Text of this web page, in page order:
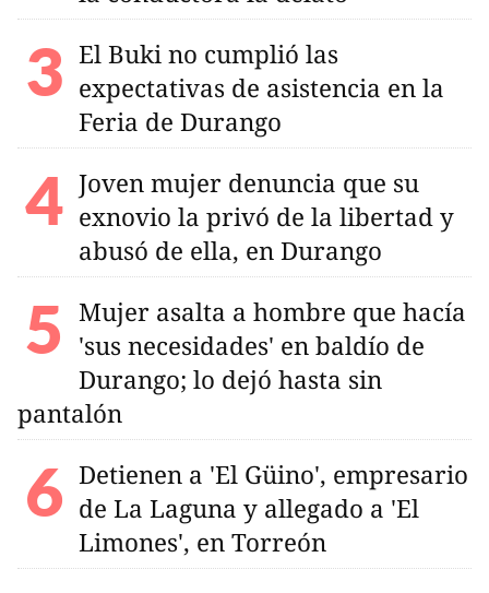
El Buki no cumplió las
expectativas de asistencia en la
Feria de Durango
Joven mujer denuncia que su
exnovio la privó de la libertad y
abusó de ella, en Durango
Mujer asalta a hombre que hacía
'sus necesidades' en baldío de
Durango; lo dejó hasta sin
pantalón
Detienen a 'El Güino', empresario
de La Laguna y allegado a 'El
Limones', en Torreón